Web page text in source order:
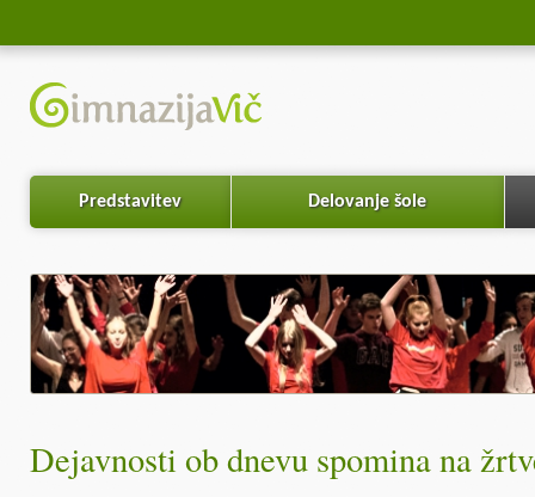
Predstavitev Delovanje šole
Dejavnosti ob dnevu spomina na